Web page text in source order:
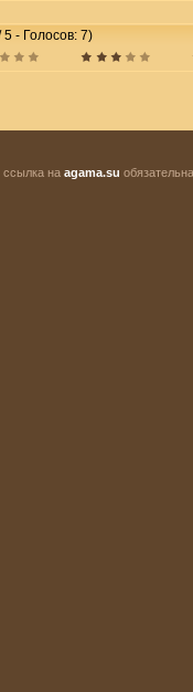
5 - Голосов: 7)
ссылка на agama.su